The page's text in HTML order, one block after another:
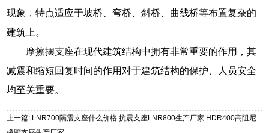
现象，特点适应于坡桥、弯桥、斜桥、曲线桥等布置复杂的
建筑上。
摩擦摆支座在现代建筑结构中拥有非常重要的作用，其
减震和缩短回复时间的作用对于建筑结构的保护、人员安全
均至关重要。
上一篇: LNR700隔震支座什么价格 抗震支座LNR800生产厂家 HDR400高阻尼